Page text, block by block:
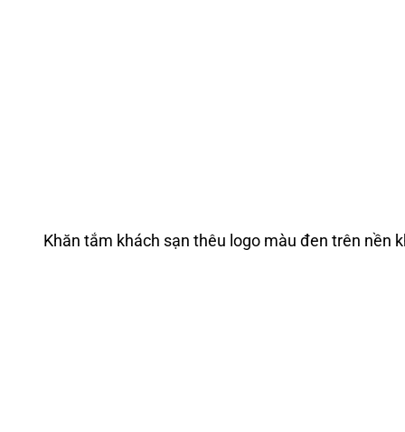
Khăn tắm khách sạn thêu logo màu đen trên nền